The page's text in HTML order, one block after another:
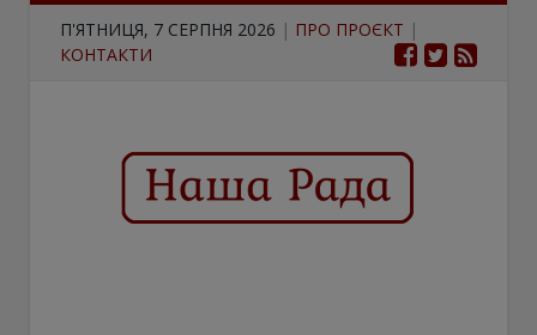
П'ЯТНИЦЯ, 7 СЕРПНЯ 2026 | ПРО ПРОЄКТ |
КОНТАКТИ